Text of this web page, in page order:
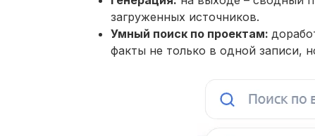
загруженных источников.
Умный поиск по проектам:
факты не только в одной записи,